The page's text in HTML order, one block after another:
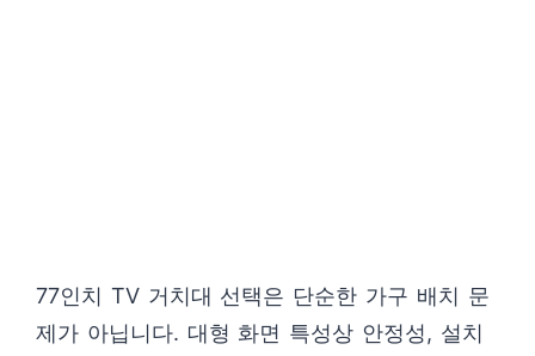
77인치 TV 거치대 선택은 단순한 가구 배치 문
제가 아닙니다. 대형 화면 특성상 안정성, 설치